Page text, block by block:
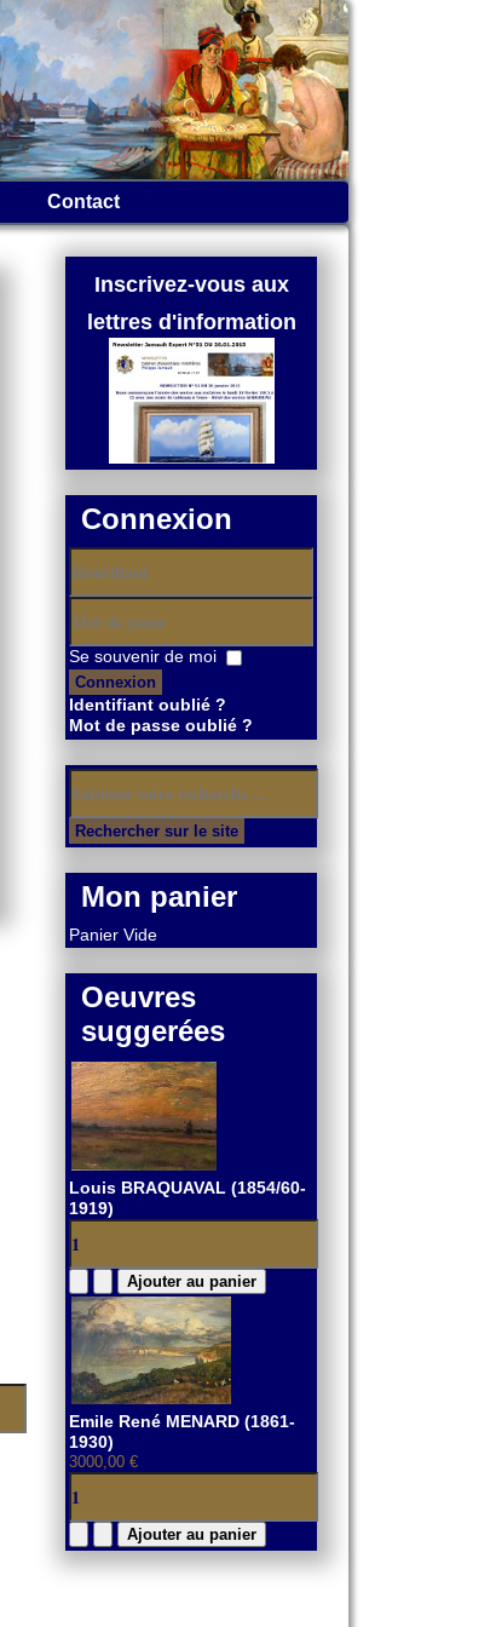
Contact
Inscrivez-vous aux
lettres d'information
Connexion
Mot
de
passe
Se souvenir de moi
Connexion
Identifiant oublié ?
Mot de passe oublié ?
Mon panier
Panier Vide
Oeuvres
suggerées
Louis BRAQUAVAL (1854/60-
1919)
Emile René MENARD (1861-
1930)
3000,00 €